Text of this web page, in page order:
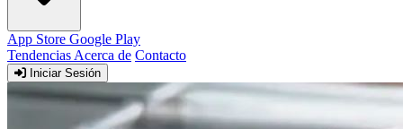
App Store Google Play
Tendencias Acerca de Contacto
Iniciar Sesión